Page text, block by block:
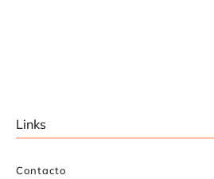
Links
Contacto